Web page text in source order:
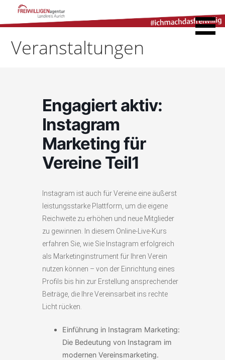
Freiwilligenagentur
Landkreis Aurich
Veranstaltungen
Engagiert aktiv:
Instagram
Marketing für
Vereine Teil1
Instagram ist auch für Vereine eine äußerst
leistungsstarke Plattform, um die eigene
Reichweite zu erhöhen und neue Mitglieder
zu gewinnen. In diesem Online-Live-Kurs
erfahren Sie, wie Sie Instagram erfolgreich
als Marketinginstrument für Ihren Verein
nutzen können – von der Einrichtung eines
Profils bis hin zur Erstellung ansprechender
Beiträge, die Ihre Vereinsarbeit ins rechte
Licht rücken.
Einführung in Instagram Marketing:
Die Bedeutung von Instagram im
modernen Vereinsmarketing.